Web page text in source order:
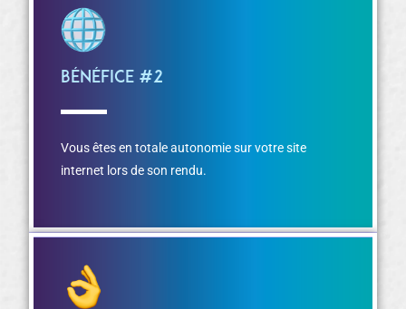
Bénéfice #2
Vous êtes en totale autonomie sur votre site
internet lors de son rendu.